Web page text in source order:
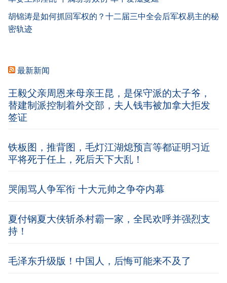
胡锦涛是如何抓回军权的？十二届三中全会后军权易主的秘
密轨迹
最新新闻
王毅父亲周恩来母亲王昆，是保守派的太子爷，
替建制派控制着外交部，夫人钱韦被加拿大拒发
签证
铁板图，推背图，毛灯江湖熄预言等都证明习近
平将死于任上，死后天下大乱！
哭闹骂人争军衔 十大元帅之争夺内幕
夏付钢夏大侠斩杀村霸一家，全民欢呼并强烈支
持！
毛泽东升级版！中国人，后悔可能来不及了